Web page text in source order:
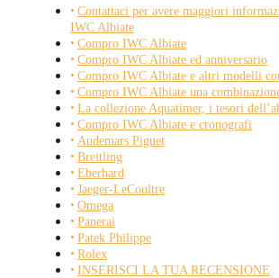
Contattaci per avere maggiori
IWC Albiate
Compro IWC Albiate
Compro IWC Albiate ed anniversario
Compro IWC Albiate e altri modelli
Compro IWC Albiate una
La collezione Aquatimer, i tesori
Compro IWC Albiate e cronografi
Audemars Piguet
Breitling
Eberhard
Jaeger-LeCoultre
Omega
Panerai
Patek Philippe
Rolex
INSERISCI LA TUA RECENSIONE